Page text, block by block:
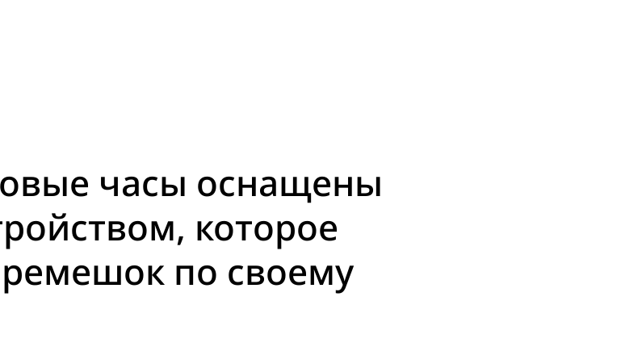
часы оснащены
которое
по своему